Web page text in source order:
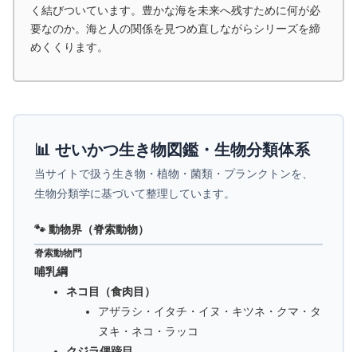
く結びついています。豊かな海を未来へ残すために何が必
要なのか。海と人の関係を見つめ直しながらシリーズを締
めくくります。
📊 せいかつ生き物図鑑・生物分類体系
当サイトで扱う生き物・植物・菌類・プランクトンを、
生物分類学に基づいて整理しています。
🐾 動物界（脊索動物）
脊索動物門
哺乳綱
ネコ目（食肉目）
アザラシ・イタチ・イヌ・キツネ・クマ・タ
ヌキ・ネコ・ラッコ